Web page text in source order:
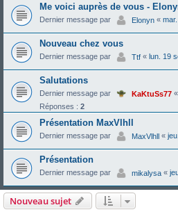
Me voici auprès de vous -
Dernier message par Elonyn «
Nouveau chez vous
Dernier message par Ttf « lun. 19
Salutations
Dernier message par KaKtuSs77 «
Réponses : 2
Présentation MaxVlhll
Dernier message par MaxVlhll «
Présentation
Dernier message par mikalysa «
Nouveau sujet